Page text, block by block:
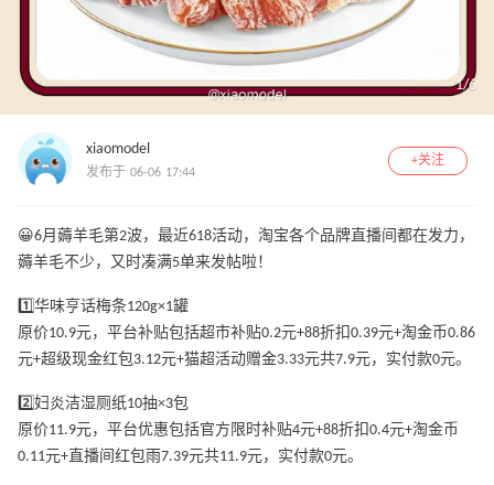
1/6
xiaomodel
发布于 06-06 17:44
+关注
😀6月薅羊毛第2波，最近618活动，淘宝各个品牌直播间都在发力，
薅羊毛不少，又时凑满5单来发帖啦！
1️⃣华味亨话梅条120g×1罐
原价10.9元，平台补贴包括超市补贴0.2元+88折扣0.39元+淘金币0.86
元+超级现金红包3.12元+猫超活动赠金3.33元共7.9元，实付款0元。
2️⃣妇炎洁湿厕纸10抽×3包
原价11.9元，平台优惠包括官方限时补贴4元+88折扣0.4元+淘金币
0.11元+直播间红包雨7.39元共11.9元，实付款0元。